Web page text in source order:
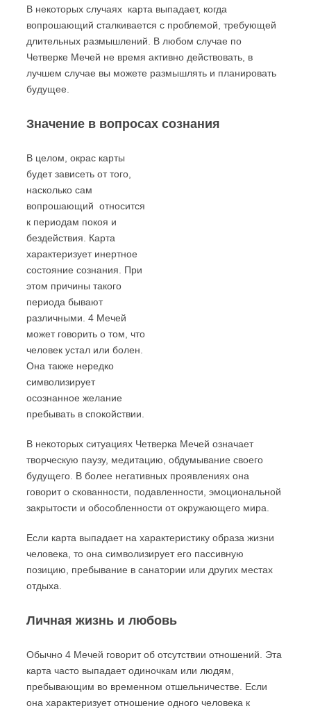
В некоторых случаях карта выпадает, когда
вопрошающий сталкивается с проблемой, требующей
длительных размышлений. В любом случае по
Четверке Мечей не время активно действовать, в
лучшем случае вы можете размышлять и планировать
будущее.
Значение в вопросах сознания
В целом, окрас карты
будет зависеть от того,
насколько сам
вопрошающий относится
к периодам покоя и
бездействия. Карта
характеризует инертное
состояние сознания. При
этом причины такого
периода бывают
различными. 4 Мечей
может говорить о том, что
человек устал или болен.
Она также нередко
символизирует
осознанное желание
пребывать в спокойствии.
В некоторых ситуациях Четверка Мечей означает
творческую паузу, медитацию, обдумывание своего
будущего. В более негативных проявлениях она
говорит о скованности, подавленности, эмоциональной
закрытости и обособленности от окружающего мира.
Если карта выпадает на характеристику образа жизни
человека, то она символизирует его пассивную
позицию, пребывание в санатории или других местах
отдыха.
Личная жизнь и любовь
Обычно 4 Мечей говорит об отсутствии отношений. Эта
карта часто выпадает одиночкам или людям,
пребывающим во временном отшельничестве. Если
она характеризует отношение одного человека к